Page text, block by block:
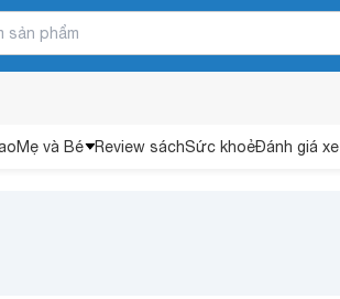
Mẹ và Bé Review sáchSức khoẻĐánh giá xe